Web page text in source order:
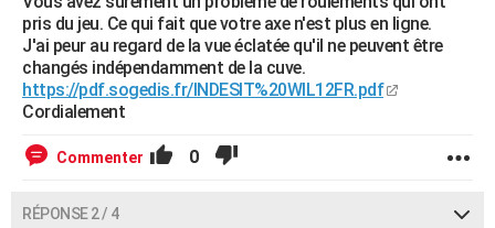
pris du jeu. Ce qui fait que votre axe n'est plus en ligne.
J'ai peur au regard de la vue éclatée qu'il ne peuvent être
changés indépendamment de la cuve.
https://pdf.sogedis.fr/INDESIT%20WIL12FR.pdf
Cordialement
Commenter 0
RÉPONSE 2 / 4